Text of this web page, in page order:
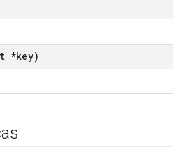
t *key)